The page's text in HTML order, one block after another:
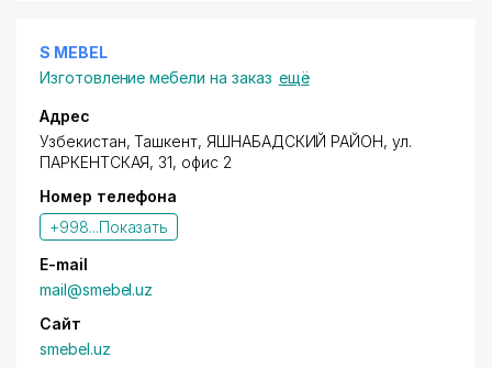
S MEBEL
Изготовление мебели на заказ ещё
Адрес
Узбекистан, Ташкент, ЯШНАБАДСКИЙ РАЙОН,ул.
ПАРКЕНТСКАЯ, 31, офис 2
Номер телефона
+998...Показать
E-mail
mail@smebel.uz
Сайт
smebel.uz